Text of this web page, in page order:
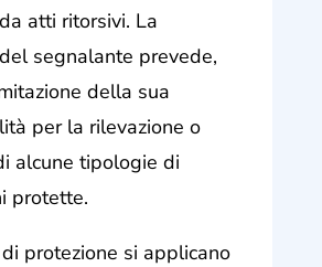
atti ritorsivi. La
segnalante prevede,
della sua
per la rilevazione o
alcune tipologie di
protette.
protezione si applicano